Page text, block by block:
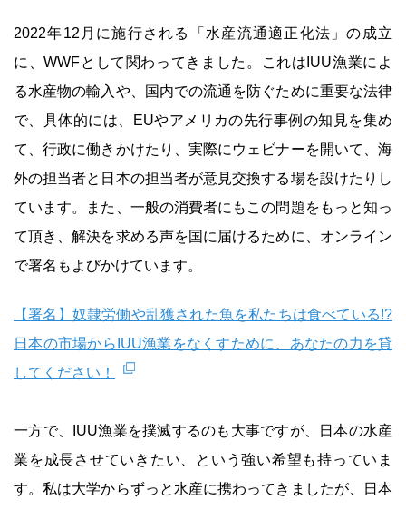
2022年12月に施行される「水産流通適正化法」の成立
に、WWFとして関わってきました。これはIUU漁業によ
る水産物の輸入や、国内での流通を防ぐために重要な法律
で、具体的には、EUやアメリカの先行事例の知見を集め
て、行政に働きかけたり、実際にウェビナーを開いて、海
外の担当者と日本の担当者が意見交換する場を設けたりし
ています。また、一般の消費者にもこの問題をもっと知っ
て頂き、解決を求める声を国に届けるために、オンライン
で署名もよびかけています。
【署名】奴隷労働や乱獲された魚を私たちは食べている!?
日本の市場からIUU漁業をなくすために、あなたの力を貸
してください！
一方で、IUU漁業を撲滅するのも大事ですが、日本の水産
業を成長させていきたい、という強い希望も持っていま
す。私は大学からずっと水産に携わってきましたが、日本